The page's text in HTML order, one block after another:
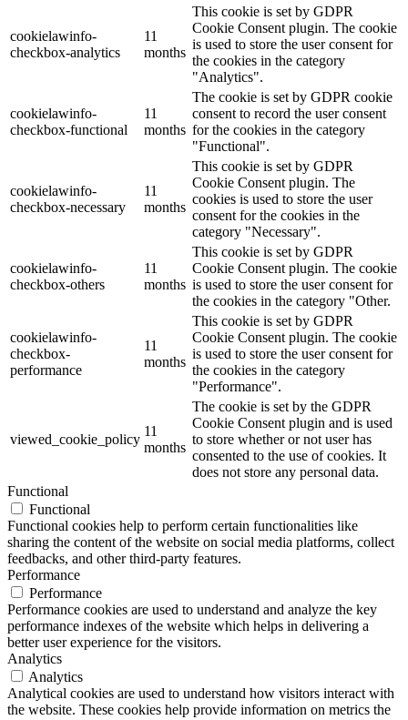
cookielawinfo-
checkbox-analytics
11
months
This cookie is set by GDPR
Cookie Consent plugin. The cookie
is used to store the user consent for
the cookies in the category
"Analytics".
cookielawinfo-
checkbox-functional
11
months
The cookie is set by GDPR cookie
consent to record the user consent
for the cookies in the category
"Functional".
cookielawinfo-
checkbox-necessary
11
months
This cookie is set by GDPR
Cookie Consent plugin. The
cookies is used to store the user
consent for the cookies in the
category "Necessary".
cookielawinfo-
checkbox-others
11
months
This cookie is set by GDPR
Cookie Consent plugin. The cookie
is used to store the user consent for
the cookies in the category "Other.
cookielawinfo-
checkbox-
performance
11
months
This cookie is set by GDPR
Cookie Consent plugin. The cookie
is used to store the user consent for
the cookies in the category
"Performance".
viewed_cookie_policy
11
months
The cookie is set by the GDPR
Cookie Consent plugin and is used
to store whether or not user has
consented to the use of cookies. It
does not store any personal data.
Functional
Functional
Functional cookies help to perform certain functionalities like
sharing the content of the website on social media platforms, collect
feedbacks, and other third-party features.
Performance
Performance
Performance cookies are used to understand and analyze the key
performance indexes of the website which helps in delivering a
better user experience for the visitors.
Analytics
Analytics
Analytical cookies are used to understand how visitors interact with
the website. These cookies help provide information on metrics the